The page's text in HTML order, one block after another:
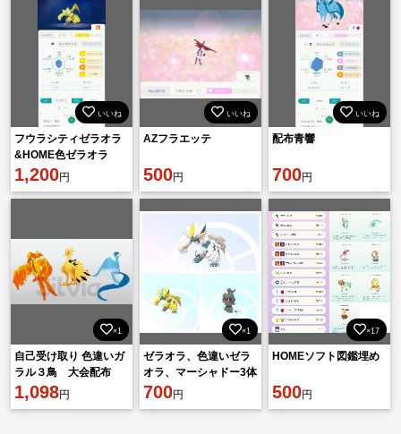
いいね
フウラシティゼラオラ
&HOME色ゼラオラ
1,200円
いいね
AZフラエッテ
500円
いいね
配布青響
700円
×1
自己受け取り 色違いガ
ラル３鳥 大会配布
1,098円
×1
ゼラオラ、色違いゼラ
オラ、マーシャドー3体
セット
700円
×17
HOMEソフト図鑑埋め
500円